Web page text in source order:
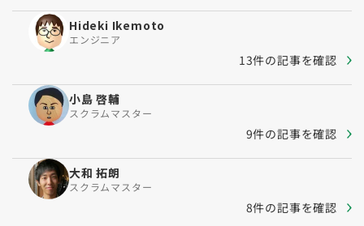
Hideki Ikemoto
エンジニア
13件の記事を確認
小島 啓輔
スクラムマスター
9件の記事を確認
大和 拓朗
スクラムマスター
8件の記事を確認